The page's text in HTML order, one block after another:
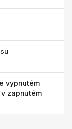
vypnutém
zapnutém